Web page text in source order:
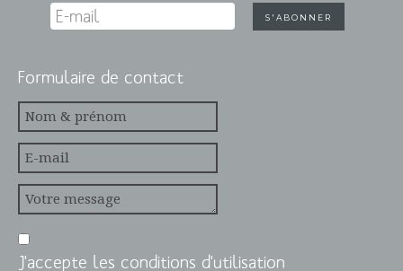
Formulaire de contact
J'accepte les conditions d'utilisation